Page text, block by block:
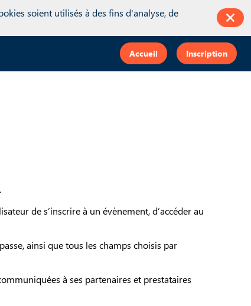
Accueil Inscription
de s’inscrire à un évènement, d’accéder au
ainsi que tous les champs choisis par
à ses partenaires et prestataires
soient utilisés à des fins d'analyse, de
function initMunchkin() {\r\n if(didInit === false) {\r\n
s.async = true;\r\n s.src =
'loaded') {\r\n initMunchkin();\r\n }\r\n };\r\n s.onload =
action, label){} }); if (inwink.trackingStatus)